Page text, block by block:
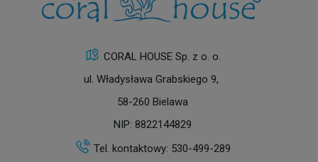
CORAL HOUSE Sp. z o. o.
ul. Władysława Grabskiego 9,
58-260 Bielawa
NIP: 8822144829
Tel. kontaktowy: 530-499-289